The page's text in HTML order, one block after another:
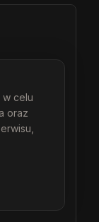
celu
oraz